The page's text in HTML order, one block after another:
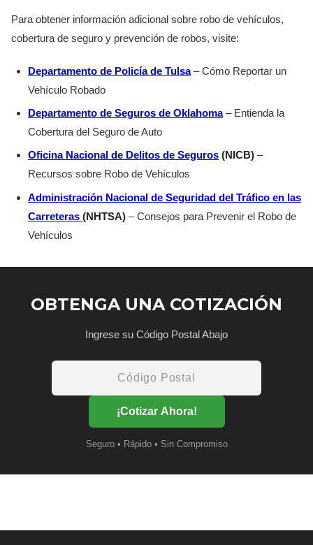
Para obtener información adicional sobre robo de vehículos,
cobertura de seguro y prevención de robos, visite:
Departamento de Policía de Tulsa– Cómo Reportar un
Vehículo Robado
Departamento de Seguros de Oklahoma– Entienda la
Cobertura del Seguro de Auto
Oficina Nacional de Delitos de Seguros (NICB) –
Recursos sobre Robo de Vehículos
Administración Nacional de Seguridad del Tráfico en las
Carreteras (NHTSA) – Consejos para Prevenir el Robo de
Vehículos
OBTENGA UNA COTIZACIÓN
Ingrese su Código Postal Abajo
¡Cotizar Ahora!
Seguro • Rápido • Sin Compromiso